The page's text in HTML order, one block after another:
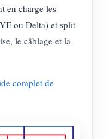
en charge les
ou Delta) et split-
le câblage et la
complet de